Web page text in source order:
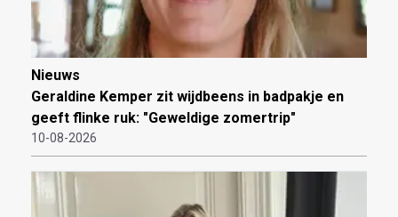
Nieuws
Geraldine Kemper zit wijdbeens in badpakje en
geeft flinke ruk: "Geweldige zomertrip"
10-08-2026